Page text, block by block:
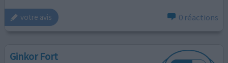
votre avis 0 réactions
Ginkor Fort